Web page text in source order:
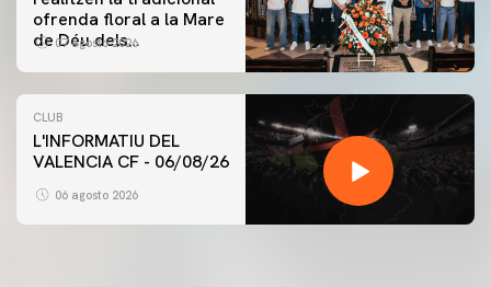
ofrenda floral a la Mare
de Déu dels
07 agosto 2026
CLUB
L'INFORMATIU DEL
VALENCIA CF - 06/08/26
06 agosto 2026